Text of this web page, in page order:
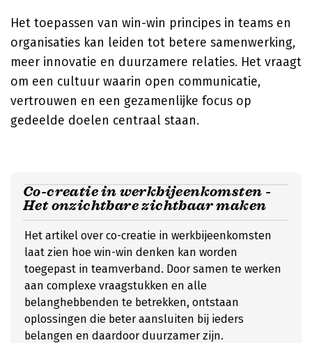
Het toepassen van win-win principes in teams en
organisaties kan leiden tot betere samenwerking,
meer innovatie en duurzamere relaties. Het vraagt
om een cultuur waarin open communicatie,
vertrouwen en een gezamenlijke focus op
gedeelde doelen centraal staan.
Co-creatie in werkbijeenkomsten -
Het onzichtbare zichtbaar maken
Het artikel over co-creatie in werkbijeenkomsten
laat zien hoe win-win denken kan worden
toegepast in teamverband. Door samen te werken
aan complexe vraagstukken en alle
belanghebbenden te betrekken, ontstaan
oplossingen die beter aansluiten bij ieders
belangen en daardoor duurzamer zijn.